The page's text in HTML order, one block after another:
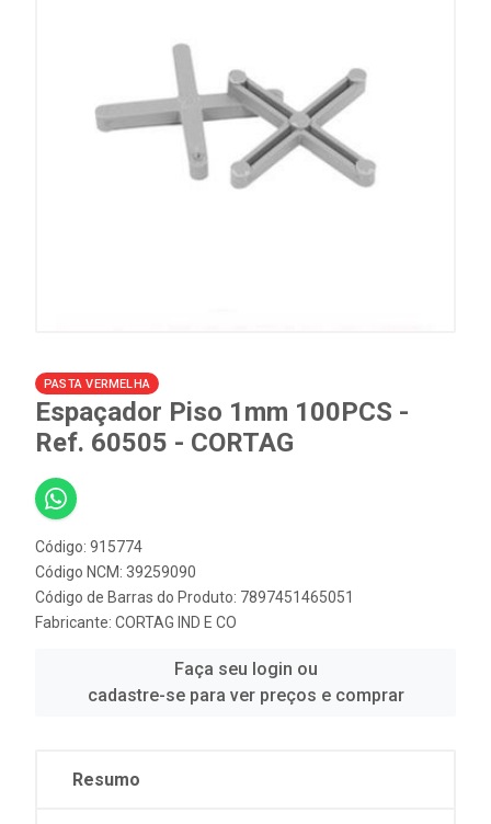
PASTA VERMELHA
Espaçador Piso 1mm 100PCS -
Ref. 60505 - CORTAG
Código: 915774
Código NCM: 39259090
Código de Barras do Produto: 7897451465051
Fabricante: CORTAG IND E CO
Faça seu login ou
cadastre-se para ver preços e comprar
Resumo